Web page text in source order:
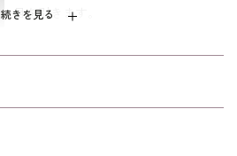
続きを見る
目を引きます。
ワンピースの襟ぐりは、つまり過ぎな